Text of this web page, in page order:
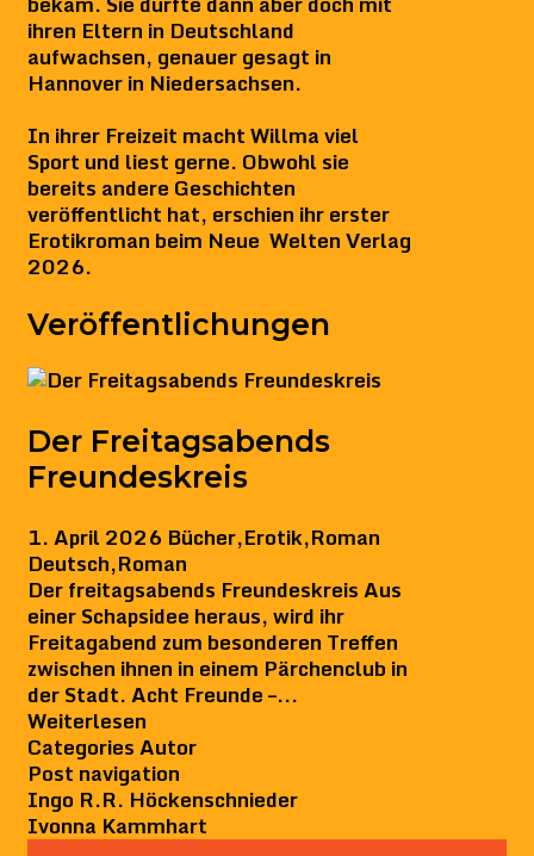
ihren Eltern in Deutschland
aufwachsen, genauer gesagt in
Hannover in Niedersachsen.
In ihrer Freizeit macht Willma viel
Sport und liest gerne. Obwohl sie
bereits andere Geschichten
veröffentlicht hat, erschien ihr erster
Erotikroman beim Neue Welten Verlag
2026.
Veröffentlichungen
Der Freitagsabends
Freundeskreis
1. April 2026 Bücher,Erotik,Roman
Deutsch,Roman
Der freitagsabends Freundeskreis Aus
einer Schapsidee heraus, wird ihr
Freitagabend zum besonderen Treffen
zwischen ihnen in einem Pärchenclub in
der Stadt. Acht Freunde –...
Weiterlesen
CategoriesAutor
Post navigation
Ingo R.R. Höckenschnieder
Ivonna Kammhart